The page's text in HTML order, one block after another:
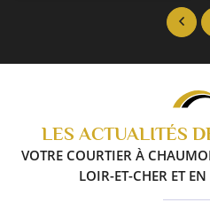
LES ACTUALITÉS
VOTRE COURTIER À
LOIR-ET-CHER ET